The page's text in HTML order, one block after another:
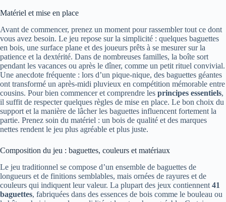
Matériel et mise en place
Avant de commencer, prenez un moment pour rassembler tout ce dont
vous avez besoin. Le jeu repose sur la simplicité : quelques baguettes
en bois, une surface plane et des joueurs prêts à se mesurer sur la
patience et la dextérité. Dans de nombreuses familles, la boîte sort
pendant les vacances ou après le dîner, comme un petit rituel convivial.
Une anecdote fréquente : lors d’un pique-nique, des baguettes géantes
ont transformé un après-midi pluvieux en compétition mémorable entre
cousins. Pour bien commencer et comprendre les principes essentiels,
il suffit de respecter quelques règles de mise en place. Le bon choix du
support et la manière de lâcher les baguettes influencent fortement la
partie. Prenez soin du matériel : un bois de qualité et des marques
nettes rendent le jeu plus agréable et plus juste.
Composition du jeu : baguettes, couleurs et matériaux
Le jeu traditionnel se compose d’un ensemble de baguettes de
longueurs et de finitions semblables, mais ornées de rayures et de
couleurs qui indiquent leur valeur. La plupart des jeux contiennent 41
baguettes, fabriquées dans des essences de bois comme le bouleau ou